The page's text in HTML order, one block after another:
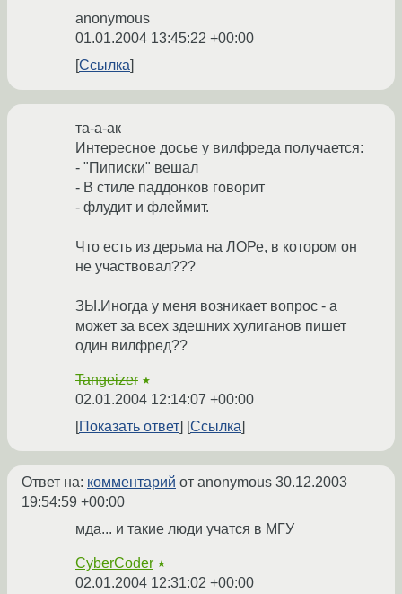
anonymous
01.01.2004 13:45:22 +00:00
Ссылка
та-а-ак
Интересное досье у вилфреда получается:
- "Пиписки" вешал
- В стиле паддонков говорит
- флудит и флеймит.
Что есть из дерьма на ЛОРе, в котором он
не участвовал???
ЗЫ.Иногда у меня возникает вопрос - а
может за всех здешних хулиганов пишет
один вилфред??
Tangeizer ★
02.01.2004 12:14:07 +00:00
Показать ответ
Ссылка
Ответ на: комментарий от anonymous 30.12.2003
19:54:59 +00:00
мда... и такие люди учатся в МГУ
CyberCoder ★
02.01.2004 12:31:02 +00:00